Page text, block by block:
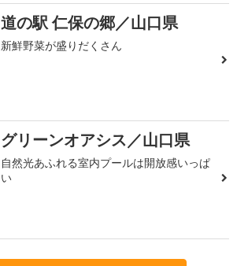
道の駅 仁保の郷／山口県
新鮮野菜が盛りだくさん
グリーンオアシス／山口県
自然光あふれる室内プールは開放感いっぱ
い